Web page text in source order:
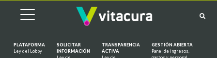
PLATAFORMA
Ley del Lobby
SOLICITAR
INFORMACIÓN
TRANSPARENCIA
ACTIVA
GESTIÓN ABIERTA
Panel de ingresos,